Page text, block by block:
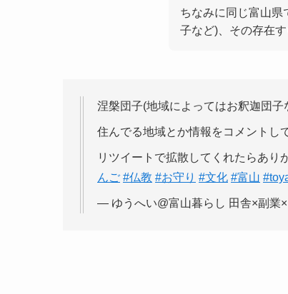
ちなみに同じ富山県
子など)、その存在
涅槃団子(地域によってはお釈迦団子
住んでる地域とか情報をコメントし
リツイートで拡散してくれたらあり
んご #仏教 #お守り #文化 #富山
— ゆうへい@富山暮らし 田舎×副業